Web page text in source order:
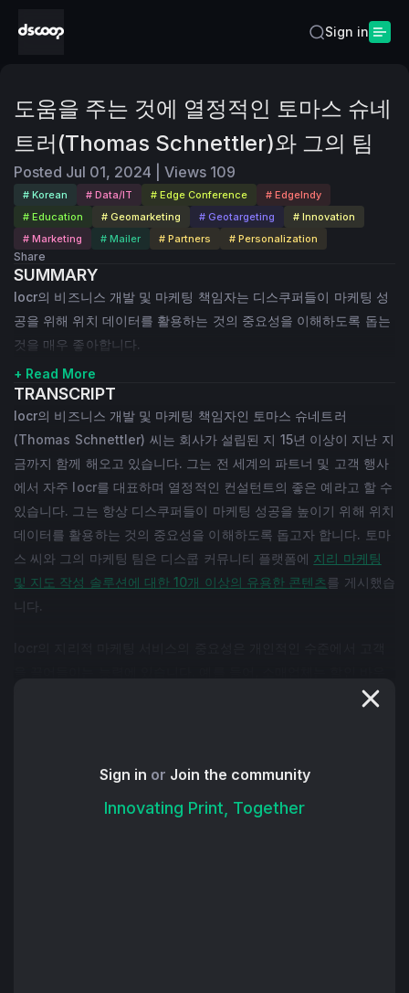
Sign in
도움을 주는 것에 열정적인 토마스 슈네
트러(Thomas Schnettler)와 그의 팀
Posted Jul 01, 2024 Views 109
# Korean # Data/IT # Edge Conference
# EdgeIndy
# Education
# Geomarketing # Geotargeting
# Innovation
# Marketing
# Mailer # Partners # Personalization
Share
SUMMARY
locr의 비즈니스 개발 및 마케팅 책임자는 디스쿠퍼들이 마케팅 성
공을 위해 위치 데이터를 활용하는 것의 중요성을 이해하도록 돕는
것을 매우 좋아합니다.
+ Read More
TRANSCRIPT
locr의 비즈니스 개발 및 마케팅 책임자인 토마스 슈네트러
(Thomas Schnettler) 씨는 회사가 설립된 지 15년 이상이 지난 지
금까지 함께 해오고 있습니다. 그는 전 세계의 파트너 및 고객 행사
에서 자주 locr를 대표하며 열정적인 컨설턴트의 좋은 예라고 할 수
있습니다. 그는 항상 디스쿠퍼들이 마케팅 성공을 높이기 위해 위치
데이터를 활용하는 것의 중요성을 이해하도록 돕고자 합니다. 토마
스 씨와 그의 마케팅 팀은 디스쿱 커뮤니티 플랫폼에 지리 마케팅
및 지도 작성 솔루션에 대한 10개 이상의 유용한 콘텐츠를 게시했습
니다.
처와 함께 매장의 위치를 강조하기 위해 locr의 개인화된 지도를 사
내리도록 돕고, 새로운 위치의 전략적 계획과 이동 시간과 거리에
Sign in or Join the community
Innovating Print, Together